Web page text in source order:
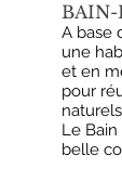
BAIN-
A base
une
et en
pour
Le
belle